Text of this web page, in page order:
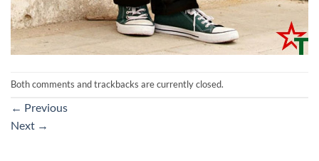
Both comments and trackbacks are currently closed.
← Previous
Next →